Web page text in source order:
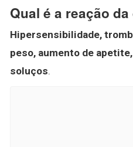
Qual é a reação
Hipersensibilidade,
peso, aumento de
soluços.